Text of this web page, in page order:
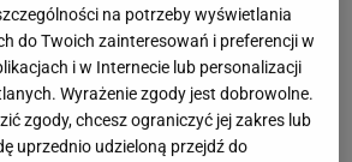
FIFAniemal codzienność.
przegrywającego przeciwnika
rage quit'ów najczęściej dochodzi
trybuFIFA Ultimate Team
na potrzeby wyświetlania
do Twoich zainteresowań i preferencji w
i w Internecie lub personalizacji
Wyrażenie zgody jest dobrowolne.
zgody, chcesz ograniczyć jej zakres lub
uprzednio udzieloną przejdź do